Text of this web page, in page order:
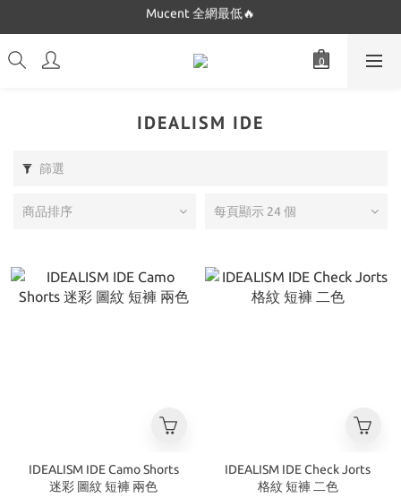
Dickies 最低$280起🔥
Dickies 最低$280起🔥
IDEALISM IDE
篩選
商品排序 每頁顯示 24 個
IDEALISM IDE Camo Shorts
迷彩 圖紋 短褲 兩色
IDEALISM IDE Check Jorts
格紋 短褲 二色